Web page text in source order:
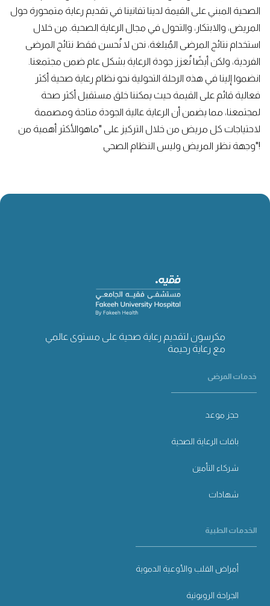
الصحية المبني على القيمة لدينا تفانينا في تقديم رعاية متمحورة حول
المريض، والابتكار، والتحول في مجال الرعاية الصحية. من خلال
استخدام نتائج المرضى المُبلغة، نحن لا نُحسن فقط نتائج المرضى
الفردية، ولكن أيضًا نُعزز جودة الرعاية بشكل عام ضمن مجتمعنا.
انضموا إلينا في هذه الرحلة التحولية نحو نظام رعاية صحية أكثر
فعالية قائم على القيمة حيث يمكننا خلق مستقبل أكثر صحة
لمجتمعنا، مما يضمن أن الرعاية عالية الجودة متاحة ومصممة
لاحتياجات كل مريض من خلال التركيز على "ماهوالأكثر أهمية من
وجهة نظر المريض وليس النظام الصحي"!
مكرسون لتقديم رعاية صحية على مستوى عالمي
مع رعاية رحيمة
خدمات المرضى
حجز موعد
باقات الرعاية الصحية
شركاء التأمين
شهادات
الخدمات الطبية
أمراض القلب والأوعية الدموية
الجراحة الروبوتية